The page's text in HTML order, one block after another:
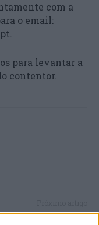
com a
o email:
para levantar a
contentor.